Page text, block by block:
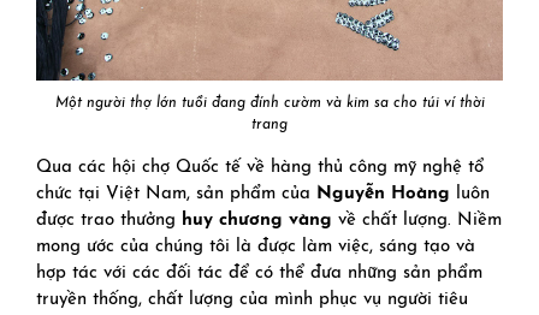
Một người thợ lớn tuổi đang đính cườm và kim sa cho túi ví thời
trang
Qua các hội chợ Quốc tế về hàng thủ công mỹ nghệ tổ
chức tại Việt Nam, sản phẩm của Nguyễn Hoàng luôn
được trao thưởng huy chương vàng về chất lượng. Niềm
mong ước của chúng tôi là được làm việc, sáng tạo và
hợp tác với các đối tác để có thể đưa những sản phẩm
truyền thống, chất lượng của mình phục vụ người tiêu